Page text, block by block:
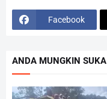
Facebook
ANDA MUNGKIN SUKA